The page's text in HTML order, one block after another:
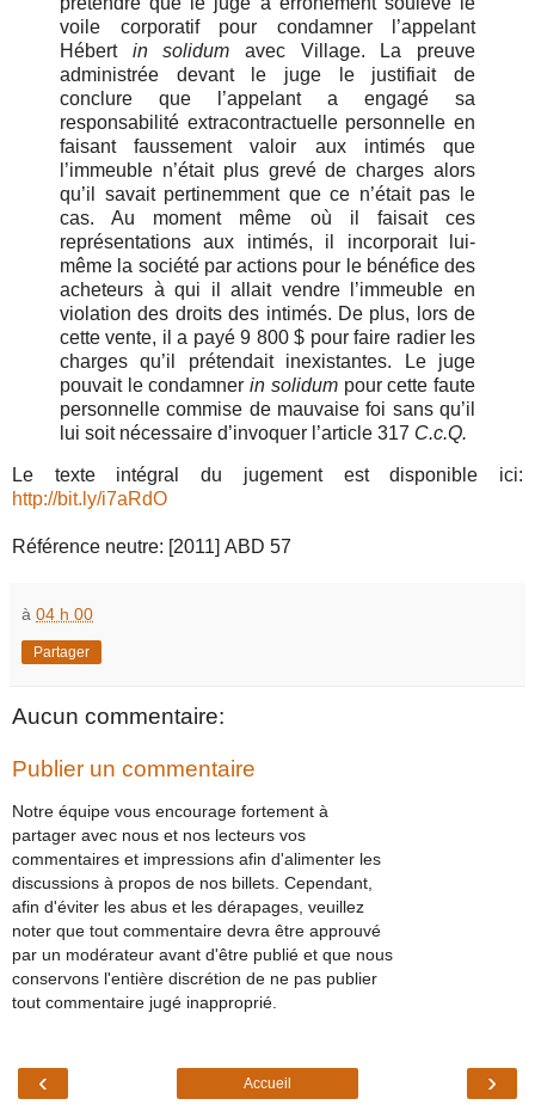
voile corporatif pour condamner l’appelant
Hébert in solidum avec Village. La preuve
administrée devant le juge le justifiait de
conclure que l’appelant a engagé sa
responsabilité extracontractuelle personnelle en
faisant faussement valoir aux intimés que
l’immeuble n’était plus grevé de charges alors
qu’il savait pertinemment que ce n’était pas le
cas. Au moment même où il faisait ces
représentations aux intimés, il incorporait lui-
même la société par actions pour le bénéfice des
acheteurs à qui il allait vendre l’immeuble en
violation des droits des intimés. De plus, lors de
cette vente, il a payé 9 800 $ pour faire radier les
charges qu’il prétendait inexistantes. Le juge
pouvait le condamnerin solidumpour cette faute
personnelle commise de mauvaise foi sans qu’il
lui soit nécessaire d’invoquer l’article 317 C.c.Q.
Le texte intégral du jugement est disponible ici:
http://bit.ly/i7aRdO
Référence neutre: [2011] ABD 57
à 04 h 00
Partager
Aucun commentaire:
Publier un commentaire
Notre équipe vous encourage fortement à
partager avec nous et nos lecteurs vos
commentaires et impressions afin d'alimenter les
discussions à propos de nos billets. Cependant,
afin d'éviter les abus et les dérapages, veuillez
noter que tout commentaire devra être approuvé
par un modérateur avant d'être publié et que nous
conservons l'entière discrétion de ne pas publier
tout commentaire jugé inapproprié.
‹ ›
Accueil